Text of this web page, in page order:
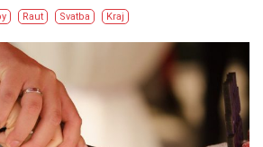
Raut Svatba Kraj